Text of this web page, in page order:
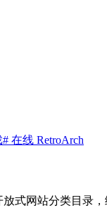
# 在线 RetroArch
式网站分类目录